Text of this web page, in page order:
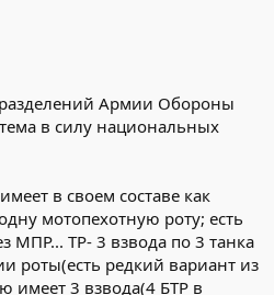
Армии Обороны
в силу национальных
в своем составе как
мотопехотную роту; есть
МПР... ТР- 3 взвода по 3 танка
роты(есть редкий вариант из
имеет 3 взвода(4 БТР в